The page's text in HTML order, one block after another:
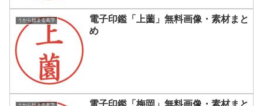
うから始まる名字
電子印鑑「上薗」無料画像・素材まと
め